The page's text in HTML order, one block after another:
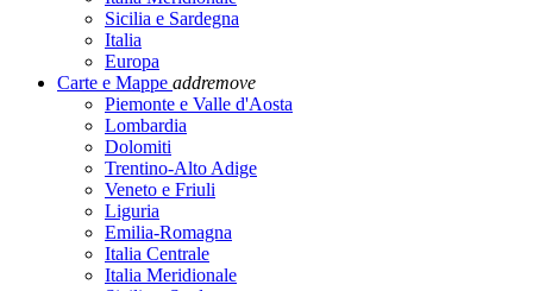
Sicilia e Sardegna
Italia
Europa
Carte e Mappe addremove
Piemonte e Valle d'Aosta
Lombardia
Dolomiti
Trentino-Alto Adige
Veneto e Friuli
Liguria
Emilia-Romagna
Italia Centrale
Italia Meridionale